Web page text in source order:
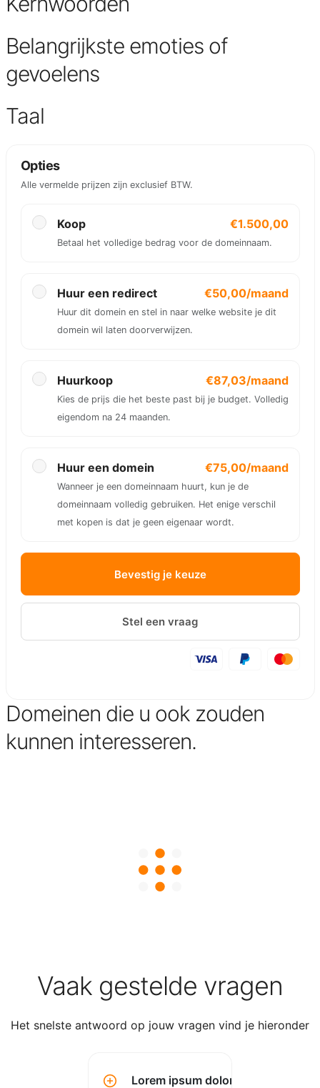
Belangrijkste emoties of
gevoelens
Taal
Opties
Alle vermelde prijzen zijn exclusief BTW.
Koop €1.500,00
Betaal het volledige bedrag voor de domeinnaam.
Huur een redirect €50,00/maand
Huur dit domein en stel in naar welke website je dit
domein wil laten doorverwijzen.
Huurkoop €87,03/maand
Kies de prijs die het beste past bij je budget. Volledig
eigendom na 24 maanden.
Huur een domein €75,00/maand
Wanneer je een domeinnaam huurt, kun je de
domeinnaam volledig gebruiken. Het enige verschil
met kopen is dat je geen eigenaar wordt.
Bevestig je keuze
Stel een vraag
Domeinen die u ook zouden
kunnen interesseren.
Vaak gestelde vragen
Het snelste antwoord op jouw vragen vind je hieronder
Lorem ipsum dolor sit amet